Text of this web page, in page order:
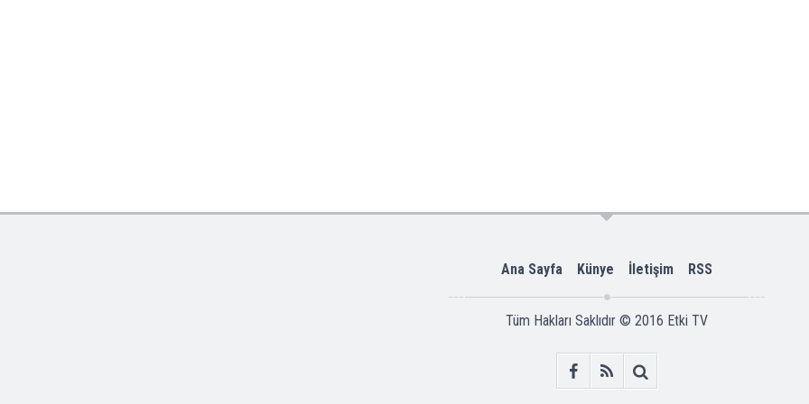
Ana Sayfa Künye İletişim RSS
Tüm Hakları Saklıdır © 2016 Etki TV